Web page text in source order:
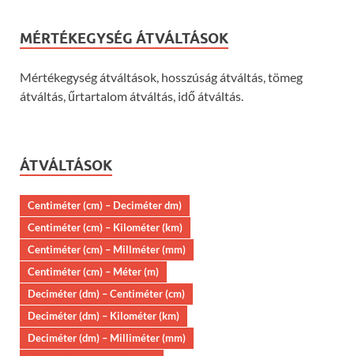
MÉRTÉKEGYSÉG ÁTVÁLTÁSOK
Mértékegység átváltások, hosszúság átváltás, tömeg
átváltás, űrtartalom átváltás, idő átváltás.
ÁTVÁLTÁSOK
Centiméter (cm) – Deciméter dm)
Centiméter (cm) – Kilométer (km)
Centiméter (cm) – Millméter (mm)
Centiméter (cm) – Méter (m)
Deciméter (dm) – Centiméter (cm)
Deciméter (dm) – Kilométer (km)
Deciméter (dm) – Milliméter (mm)